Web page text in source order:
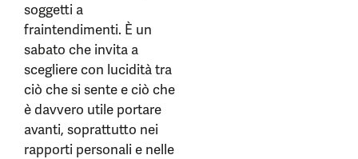
soggetti a
fraintendimenti. È un
sabato che invita a
scegliere con lucidità tra
ciò che si sente e ciò che
è davvero utile portare
avanti, soprattutto nei
rapporti personali e nelle